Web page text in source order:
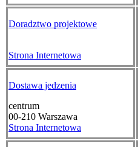
Doradztwo projektowe
Strona Internetowa
Dostawa jedzenia
centrum
00-210 Warszawa
Strona Internetowa